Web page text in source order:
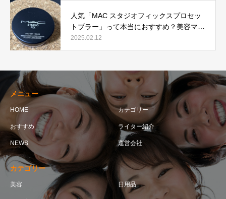
人気「MAC スタジオフィックスプロセッ
トブラー」って本当におすすめ？美容マニ
アが実際使用して口コミを検証！
2025.02.12
メニュー
HOME カテゴリー
おすすめ ライター紹介
NEWS 運営会社
カテゴリー
美容 日用品